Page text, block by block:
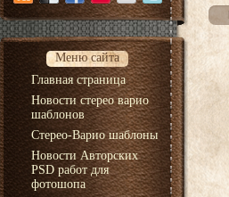
Меню сайта
Главная страница
Новости стерео варио
шаблонов
Стерео-Варио шаблоны
Новости Авторских
PSD работ для
фотошопа